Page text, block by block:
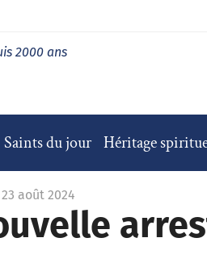
2000 ans
Saints du jour Héritage
août 2024